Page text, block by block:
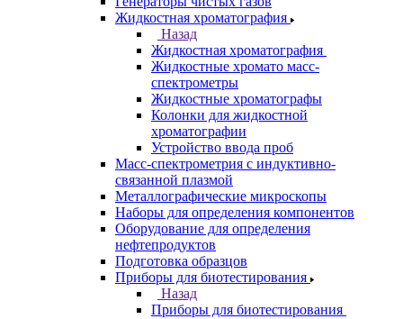
Анализаторы органических веществ
Анализаторы покрытий
Анализаторы размера частиц
Анализаторы ртути
Элементные анализаторы
Газовая хроматография
Назад
Газовая хроматография
Газовые хромато масс-спектрометры
Газовые хроматографы
Ионные хроматографы
Колонки для газовой хроматографии
Генераторы чистых газов
Жидкостная хроматография
Назад
Жидкостная хроматография
Жидкостные хромато масс-
спектрометры
Жидкостные хроматографы
Колонки для жидкостной